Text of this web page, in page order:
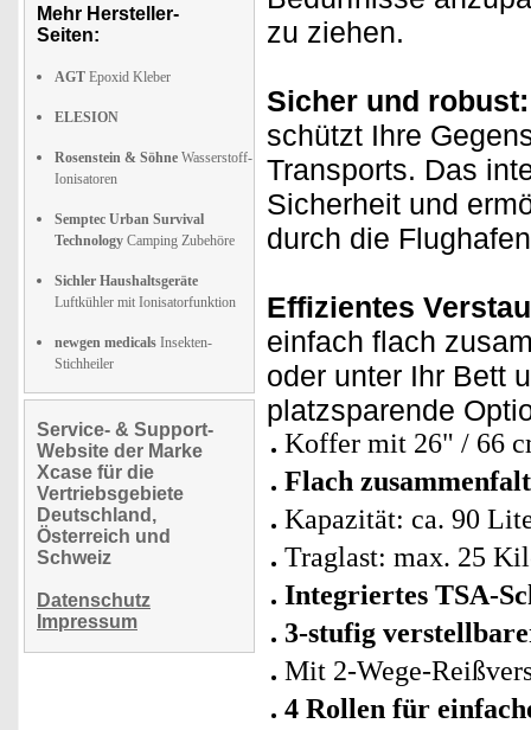
Mehr Hersteller-
Seiten:
AGT Epoxid Kleber
ELESION
Rosenstein & Söhne Wasserstoff-
Ionisatoren
Semptec Urban Survival
Technology Camping Zubehöre
Sichler Haushaltsgeräte
Luftkühler mit Ionisatorfunktion
newgen medicals Insekten-
Stichheiler
Service- & Support-
Website der Marke
Xcase für die
Vertriebsgebiete
Deutschland,
Österreich und
Schweiz
Datenschutz
Impressum
zu ziehen.
Sicher und robust:
schützt Ihre
Transports. Das
Sicherheit und
durch die
Effizientes
einfach flach
oder unter Ihr Bett
platzsparende
Koffer mit 26" / 66
Flach
Kapazität: ca. 90
Traglast: max. 25
Integriertes TSA-
3-stufig
Mit 2-Wege-
4 Rollen für